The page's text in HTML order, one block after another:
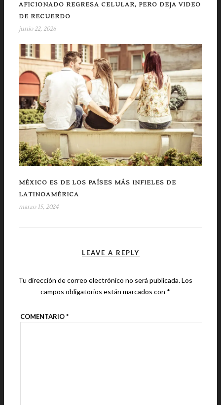
AFICIONADO REGRESA CELULAR, PERO DEJA VIDEO
DE RECUERDO
junio 22, 2026
MÉXICO ES DE LOS PAÍSES MÁS INFIELES DE
LATINOAMÉRICA
marzo 15, 2024
LEAVE A REPLY
Tu dirección de correo electrónico no será publicada.Los
campos obligatorios están marcados con *
COMENTARIO*